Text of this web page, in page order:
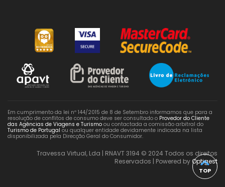
TOP
Em cumprimento da lei nº 144/2015 de 8 de Setembro informamos que para a
resolução de conflitos de consumo deve ser consultado o Provedor do Cliente
das Agências de Viagens e Turismo ou contactada a comissão arbitral do
Turismo de Portugal ou qualquer entidade devidamente indicada na lista
disponibilizada pela Direcção Geral do Consumidor.
Travessa Virtual, Lda | RNAVT 3194 © 2024 Todos os direitos
Reservados | Powered byOptigest